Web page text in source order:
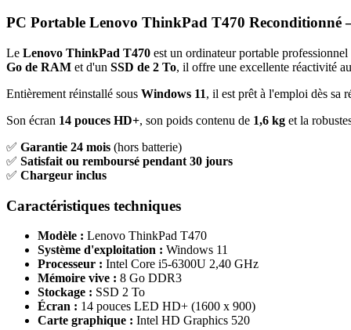
PC Portable Lenovo ThinkPad T470 Reconditionné
Le Lenovo ThinkPad T470 est un ordinateur portable
Go de RAM et d'un SSD de 2 To, il offre une excellente réactivité
Entièrement réinstallé sous Windows 11, il est prêt à l'emploi dès sa
Son écran 14 pouces HD+, son poids contenu de 1,6 kg et la
✅ Garantie 24 mois (hors batterie)
✅ Satisfait ou remboursé pendant 30 jours
✅ Chargeur inclus
Caractéristiques techniques
Modèle : Lenovo ThinkPad T470
Système d'exploitation : Windows 11
Processeur : Intel Core i5-6300U 2,40 GHz
Mémoire vive : 8 Go DDR3
Stockage : SSD 2 To
Écran : 14 pouces LED HD+ (1600 x 900)
Carte graphique : Intel HD Graphics 520